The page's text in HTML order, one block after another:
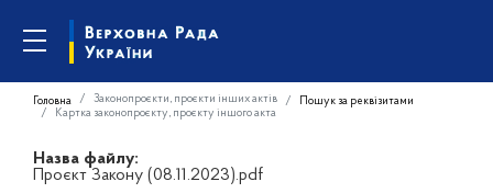
Головна Законопроєкти, проєкти інших актів
Пошук за реквізитами
Картка законопроєкту, проєкту іншого акта
Назва файлу:
Проєкт Закону (08.11.2023).pdf